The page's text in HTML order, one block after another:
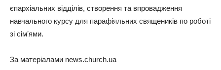
єпархіальних відділів, створення та впровадження
навчального курсу для парафіяльних священиків по роботі
зі сімʼями.
За матеріалами news.church.ua